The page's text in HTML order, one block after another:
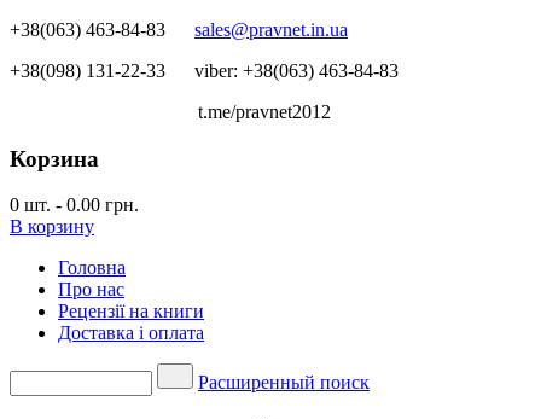
+38(063) 463-84-83 sales@pravnet.in.ua
+38(098) 131-22-33 viber: +38(063) 463-84-83
t.me/pravnet2012
Корзина
0 шт. - 0.00 грн.
В корзину
Головна
Про нас
Рецензії на книги
Доставка і оплата
Расширенный поиск